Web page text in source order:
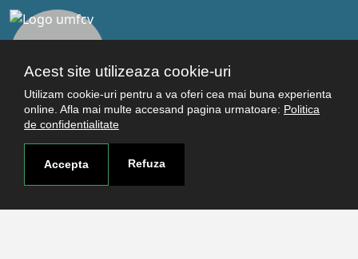
Acest site utilizeaza cookie-uri
Utilizam cookie-uri pentru a va oferi cea mai buna experienta
online. Afla mai multe accesand pagina urmatoare: Politica
de confidentialitate
Accepta Refuza
Legături utile
Studenţi
Facultăţi
Cercetare